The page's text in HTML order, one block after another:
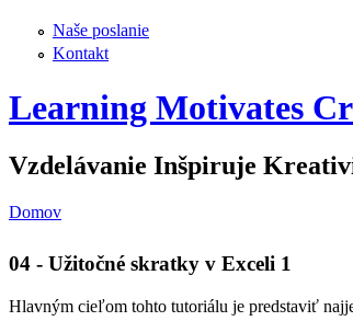
Naše poslanie
Kontakt
Learning Motivates
Vzdelávanie Inšpiruje
Domov
04 - Užitočné skratky v Exceli 1
Hlavným cieľom tohto tutoriálu je predstaviť